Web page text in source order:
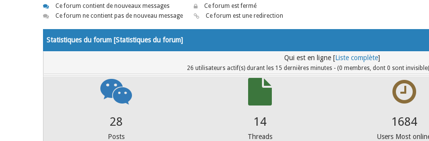
Ce forum contient de nouveaux messages
Ce forum ne contient pas de nouveau message
Ce forum est fermé
Ce forum est une redirection
Statistiques du forum [Statistiques du forum]
Qui est en ligne [Liste complète]
26 utilisateurs actif(s) durant les 15 dernières minutes - (0 membres, dont 0 sont
38
Posts
19
Threads
2245
Users Most